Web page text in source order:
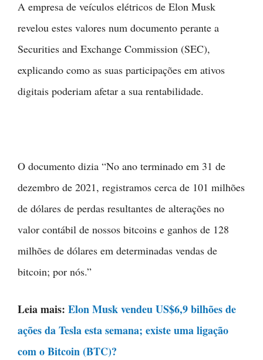
A empresa de veículos elétricos de Elon Musk
revelou estes valores num documento perante a
Securities and Exchange Commission (SEC),
explicando como as suas participações em ativos
digitais poderiam afetar a sua rentabilidade.
O documento dizia “No ano terminado em 31 de
dezembro de 2021, registramos cerca de 101 milhões
de dólares de perdas resultantes de alterações no
valor contábil de nossos bitcoins e ganhos de 128
milhões de dólares em determinadas vendas de
bitcoin; por nós.”
Leia mais: Elon Musk vendeu US$6,9 bilhões de
ações da Tesla esta semana; existe uma ligação
com o Bitcoin (BTC)?